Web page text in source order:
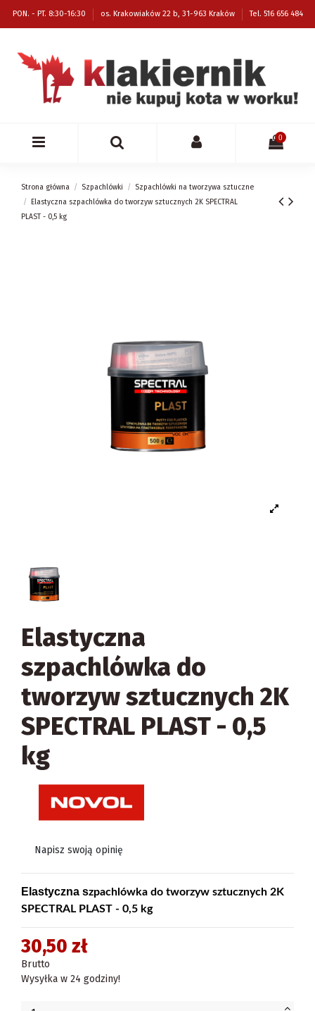
PON. - PT. 8:30-16:30 os. Krakowiaków 22 b, 31-963 Kraków Tel. 516 656 484
0
Strona główna Szpachlówki
Szpachlówki na tworzywa sztuczne
Elastyczna szpachlówka do tworzyw sztucznych 2K SPECTRAL
PLAST - 0,5 kg
Elastyczna
szpachlówka do
tworzyw sztucznych 2K
SPECTRAL PLAST - 0,5
kg
Napisz swoją opinię
Elastyczna szpachlówka do tworzyw sztucznych 2K
SPECTRAL PLAST - 0,5 kg
30,50 zł
Brutto
Wysyłka w 24 godziny!